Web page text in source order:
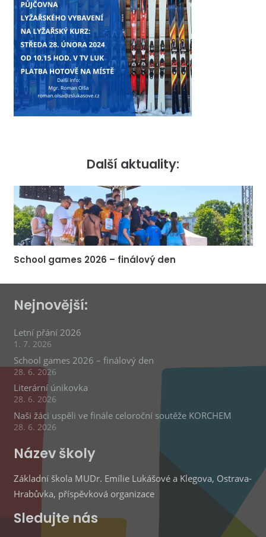
Další aktuality:
School games 2026 – finálový den
Nejnovější:
Letní přání 2026
1. 7. 2026
School games 2026 – finálový den
28. 6. 2026
Literární únikovka
28. 6. 2026
Naši žáci uspěli ve finále celoroční soutěže KORCHEM
28. 6. 2026
Název školy
Základní škola MUDr. Emílie Lukášové a Klegova, Ostrava-
Hrabůvka, příspěvková organizace
Sledujte nás